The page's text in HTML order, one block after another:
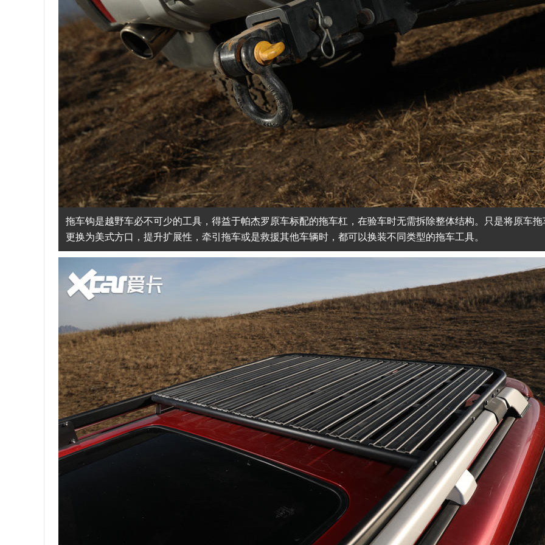
拖车钩是越野车必不可少的工具，得益于帕杰罗原车标配的拖车杠，在验车时无需拆除整体结构。只是将原车拖
更换为美式方口，提升扩展性，牵引拖车或是救援其他车辆时，都可以换装不同类型的拖车工具。